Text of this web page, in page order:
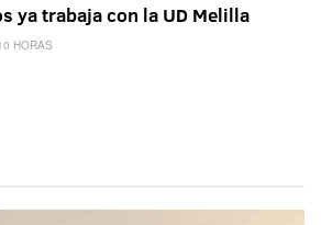
ya trabaja con la UD Melilla
HORAS